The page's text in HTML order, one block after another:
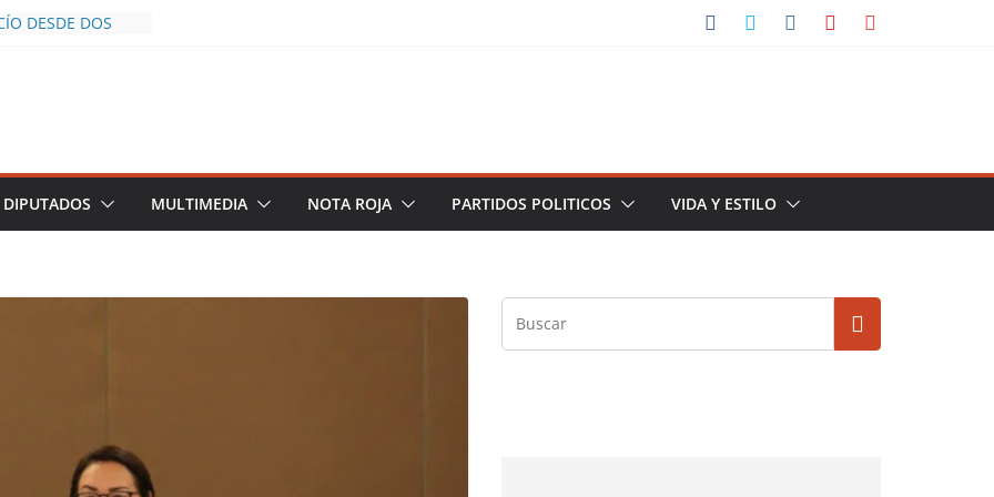
DESDE DOS
AL INFLUENCER
DURANTE
EN
A LAS
Y TERMINA
DIPUTADOS MULTIMEDIA NOTA ROJA PARTIDOS POLITICOS VIDA Y ESTILO